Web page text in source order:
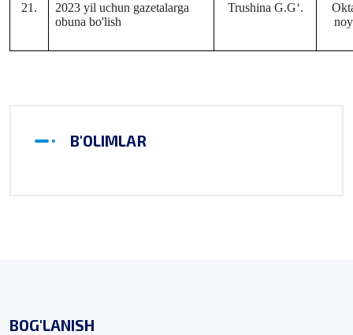
B'OLIMLAR
21.
2023 yil uchun gazetalarga
obuna bo'lish
Trushina G.Gʻ.
BOG'LANISH